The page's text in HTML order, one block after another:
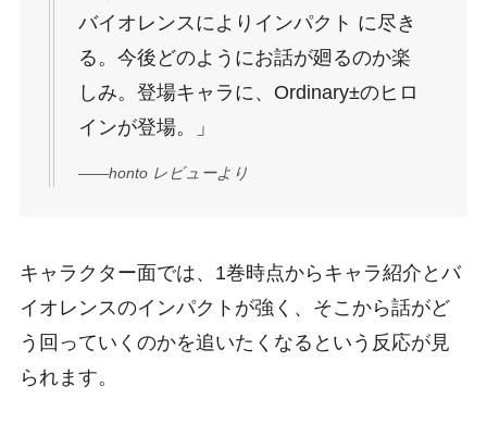
バイオレンスによりインパクト に尽き
る。今後どのようにお話が廻るのか楽
しみ。登場キャラに、Ordinary±のヒロ
インが登場。」
——honto レビューより
キャラクター面では、1巻時点からキャラ紹介とバ
イオレンスのインパクトが強く、そこから話がど
う回っていくのかを追いたくなるという反応が見
られます。